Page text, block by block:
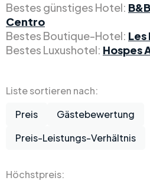
Bestes günstiges Hotel:
Centro
Bestes Boutique-Hotel: Les
Bestes Luxushotel: Hospes
Liste sortieren nach:
Preis
Gästebewertung
Preis-Leistungs-Verhältnis
Höchstpreis: